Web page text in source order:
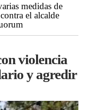
medidas de
el alcalde
violencia
y agredir